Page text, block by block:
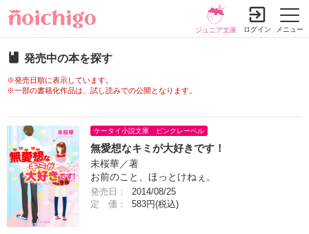
メニュー
ジュニア文庫 ログイン
発売中の本を探す
※発売日順に表示しています。
※一部の書籍化作品は、試し読みでの公開となります。
ケータイ小説文庫 ピンクレーベル
無愛想なキミが大好きです！
未桜華／著
お前のこと、ほっとけねぇ。
発売日：
2014/08/25
定 価：
583円(税込)